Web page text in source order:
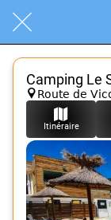
Camping Le
Route de
Itinéraire